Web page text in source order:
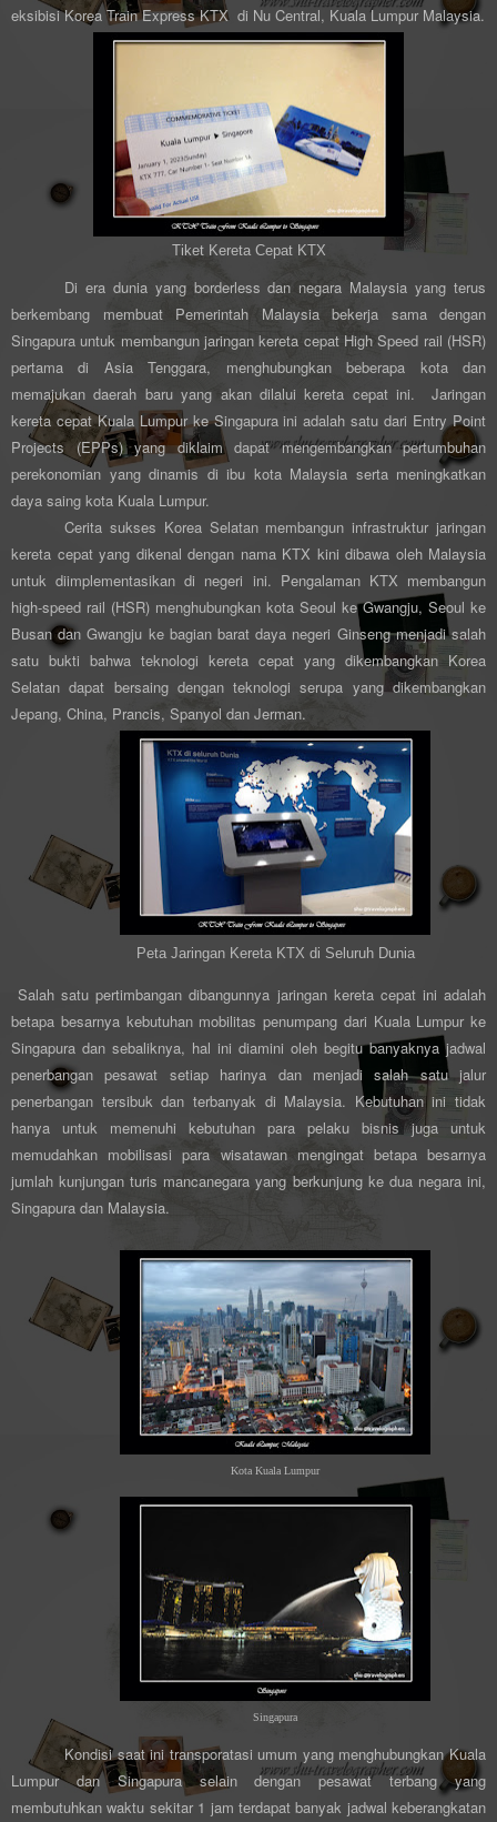
eksibisi Korea Train Express KTX di Nu Central, Kuala Lumpur Malaysia.
Tiket Kereta Cepat KTX
Di era dunia yang borderless dan negara Malaysia yang terus
berkembang membuat Pemerintah Malaysia bekerja sama dengan
Singapura untuk membangun jaringan kereta cepat High Speed rail (HSR)
pertama di Asia Tenggara, menghubungkan beberapa kota dan
memajukan daerah baru yang akan dilalui kereta cepat ini. Jaringan
kereta cepat Kuala Lumpur ke Singapura ini adalah satu dari Entry Point
Projects (EPPs) yang diklaim dapat mengembangkan pertumbuhan
perekonomian yang dinamis di ibu kota Malaysia serta meningkatkan
daya saing kota Kuala Lumpur.
Cerita sukses Korea Selatan membangun infrastruktur jaringan
kereta cepat yang dikenal dengan nama KTX kini dibawa oleh Malaysia
untuk diimplementasikan di negeri ini. Pengalaman KTX membangun
high-speed rail (HSR) menghubungkan kota Seoul ke Gwangju, Seoul ke
Busan dan Gwangju ke bagian barat daya negeri Ginseng menjadi salah
satu bukti bahwa teknologi kereta cepat yang dikembangkan Korea
Selatan dapat bersaing dengan teknologi serupa yang dikembangkan
Jepang, China, Prancis, Spanyol dan Jerman.
Peta Jaringan Kereta KTX di Seluruh Dunia
Salah satu pertimbangan dibangunnya jaringan kereta cepat ini adalah
betapa besarnya kebutuhan mobilitas penumpang dari Kuala Lumpur ke
Singapura dan sebaliknya, hal ini diamini oleh begitu banyaknya jadwal
penerbangan pesawat setiap harinya dan menjadi salah satu jalur
penerbangan tersibuk dan terbanyak di Malaysia. Kebutuhan ini tidak
hanya untuk memenuhi kebutuhan para pelaku bisnis juga untuk
memudahkan mobilisasi para wisatawan mengingat betapa besarnya
jumlah kunjungan turis mancanegara yang berkunjung ke dua negara ini,
Singapura dan Malaysia.
Kota Kuala Lumpur
Singapura
Kondisi saat ini transporatasi umum yang menghubungkan Kuala
Lumpur dan Singapura selain dengan pesawat terbang yang
membutuhkan waktu sekitar 1 jam terdapat banyak jadwal keberangkatan